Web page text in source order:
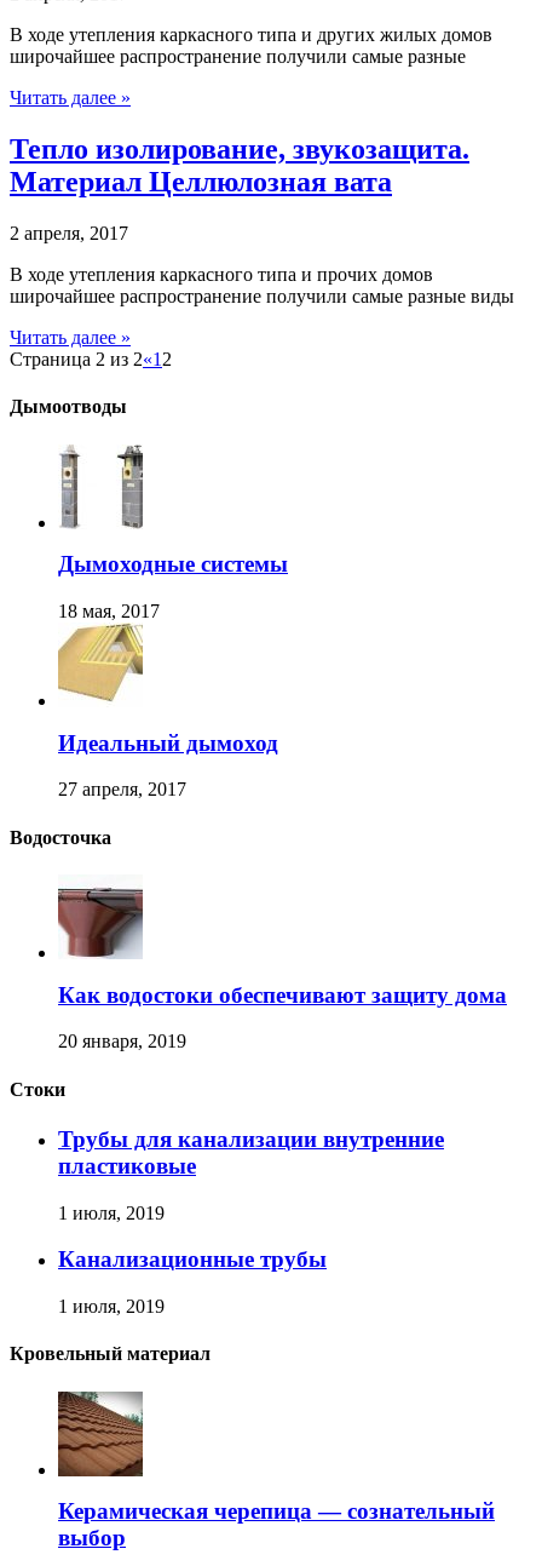
В ходе утепления каркасного типа и других жилых домов
широчайшее распространение получили самые разные
Читать далее »
Тепло изолирование, звукозащита.
Материал Целлюлозная вата
2 апреля, 2017
В ходе утепления каркасного типа и прочих домов
широчайшее распространение получили самые разные виды
Читать далее »
Страница 2 из 2«1 2
Дымоотводы
Дымоходные системы
18 мая, 2017
Идеальный дымоход
27 апреля, 2017
Водосточка
Как водостоки обеспечивают защиту дома
20 января, 2019
Стоки
Трубы для канализации внутренние
пластиковые
1 июля, 2019
Канализационные трубы
1 июля, 2019
Кровельный материал
Керамическая черепица — сознательный
выбор